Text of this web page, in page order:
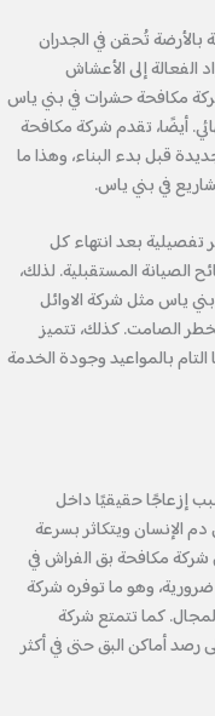
تُحقن في الجدران
إلى الأعشاش
مكافحة حشرات في بني ياس
أيضًا، تقدم شركة مكافحة
قبل بدء البناء، وهذا ما
في بني ياس.
بعد انتهاء كل
الصيانة المستقبلية. لذلك،
ياس مثل شركة الاوائل
الصامت. كذلك، تتميز
بالمواعيد وجودة الخدمة
إزعاجًا حقيقيًا داخل
الإنسان ويتكاثر بسرعة
مكافحة بق الفراش في
وهو ما توفره شركة
كما تتمتع شركة
أماكن البق حتى في أكثر